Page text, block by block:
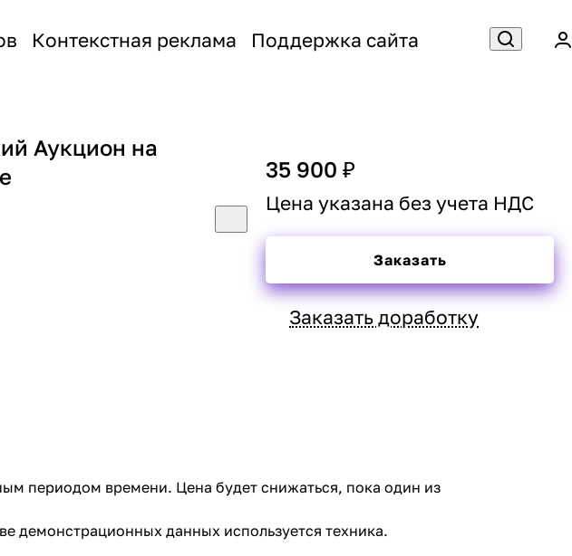
Контекстная реклама Поддержка сайта
Аукцион на
35 900 ₽
Цена указана без учета НДС
Заказать
Заказать доработку
периодом времени. Цена будет снижаться, пока один из
демонстрационных данных используется техника.